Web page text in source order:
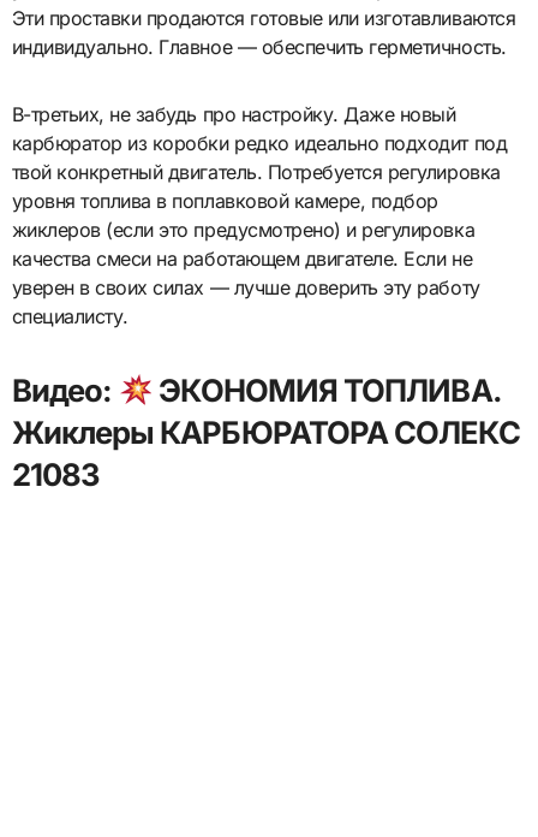
Эти проставки продаются готовые или изготавливаются
индивидуально. Главное — обеспечить герметичность.
В-третьих, не забудь про настройку. Даже новый
карбюратор из коробки редко идеально подходит под
твой конкретный двигатель. Потребуется регулировка
уровня топлива в поплавковой камере, подбор
жиклеров (если это предусмотрено) и регулировка
качества смеси на работающем двигателе. Если не
уверен в своих силах — лучше доверить эту работу
специалисту.
Видео:
ЭКОНОМИЯ ТОПЛИВА.
Жиклеры КАРБЮРАТОРА СОЛЕКС
21083